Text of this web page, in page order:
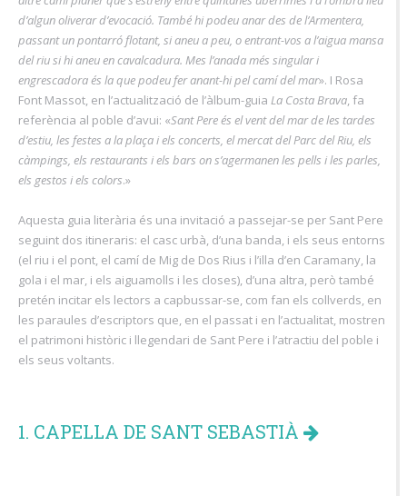
d’algun oliverar d’evocació. També hi podeu anar des de l’Armentera,
passant un pontarró flotant, si aneu a peu, o entrant-vos a l’aigua mansa
del riu si hi aneu en cavalcadura. Mes l’anada més singular i
engrescadora és la que podeu fer anant-hi pel camí del mar». I Rosa
Font Massot, en l’actualització de l’àlbum-guia La Costa Brava, fa
referència al poble d’avui: «Sant Pere és el vent del mar de les tardes
d’estiu, les festes a la plaça i els concerts, el mercat del Parc del Riu, els
càmpings, els restaurants i els bars on s’agermanen les pells i les parles,
els gestos i els colors.»
Aquesta guia literària és una invitació a passejar-se per Sant Pere
seguint dos itineraris: el casc urbà, d’una banda, i els seus entorns
(el riu i el pont, el camí de Mig de Dos Rius i l’illa d’en Caramany, la
gola i el mar, i els aiguamolls i les closes), d’una altra, però també
pretén incitar els lectors a capbussar-se, com fan els collverds, en
les paraules d’escriptors que, en el passat i en l’actualitat, mostren
el patrimoni històric i llegendari de Sant Pere i l’atractiu del poble i
els seus voltants.
1. CAPELLA DE SANT SEBASTIÀ